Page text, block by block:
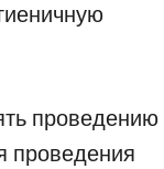
проведению
проведения